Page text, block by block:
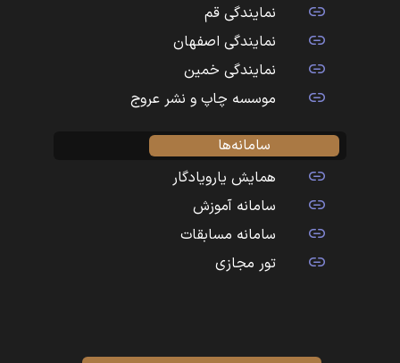
نمایندگی قم
نمایندگی اصفهان
نمایندگی خمین
موسسه چاپ و نشر عروج
سامانه‌ها
همایش یارویادگار
سامانه آموزش
سامانه مسابقات
تور مجازی